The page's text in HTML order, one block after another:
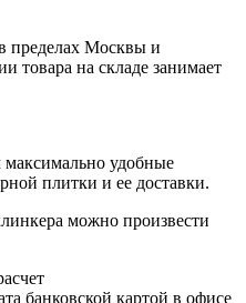
пределах Москвы и
товара на складе занимает
максимально удобные
плитки и ее доставки.
можно произвести
банковской картой в офисе